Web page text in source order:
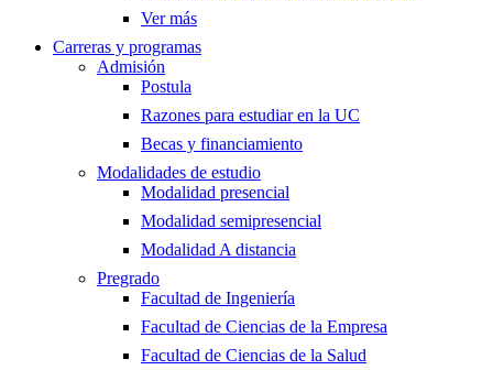
Ver más
Carreras y programas
Admisión
Postula
Razones para estudiar en la UC
Becas y financiamiento
Modalidades de estudio
Modalidad presencial
Modalidad semipresencial
Modalidad A distancia
Pregrado
Facultad de Ingeniería
Facultad de Ciencias de la Empresa
Facultad de Ciencias de la Salud